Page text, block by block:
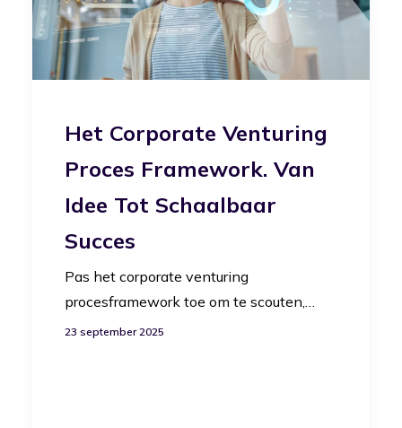
Het Corporate Venturing
Proces Framework. Van
Idee Tot Schaalbaar
Succes
Pas het corporate venturing
procesframework toe om te scouten,…
23 september 2025